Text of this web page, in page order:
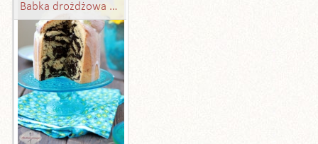
Babka drożdżowa z masą makową i Amaretto